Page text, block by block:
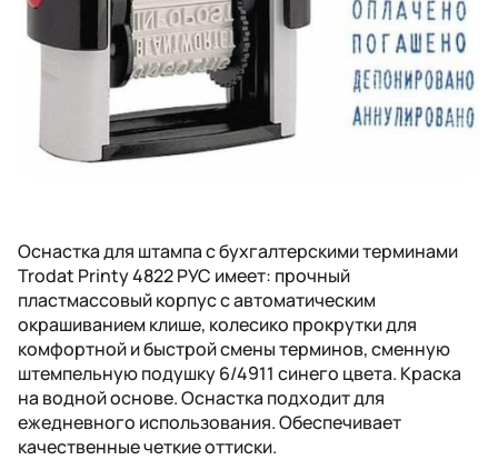
Оснастка для штампа с бухгалтерскими терминами
Trodat Printy 4822 РУС имеет: прочный
пластмассовый корпус с автоматическим
окрашиванием клише, колесико прокрутки для
комфортной и быстрой смены терминов, сменную
штемпельную подушку 6/4911 синего цвета. Краска
на водной основе. Оснастка подходит для
ежедневного использования. Обеспечивает
качественные четкие оттиски.